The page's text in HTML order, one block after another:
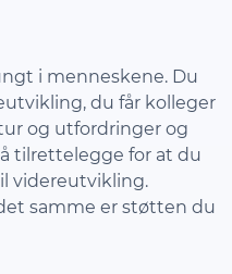
i menneskene. Du
du får kolleger
og utfordringer og
tilrettelegge for at du
videreutvikling.
samme er støtten du